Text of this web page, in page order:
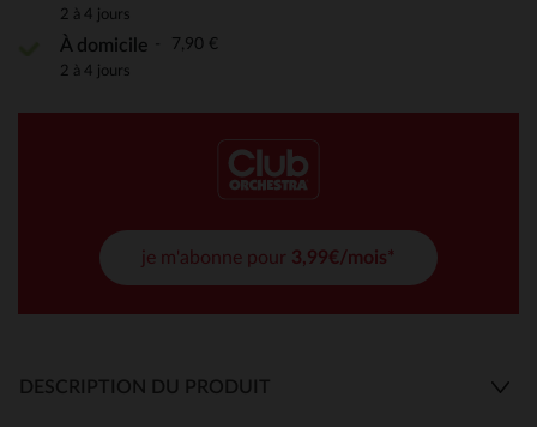
2 à 4 jours
À domicile 7,90 €
2 à 4 jours
je m'abonne pour 3,99€/mois*
DESCRIPTION DU PRODUIT